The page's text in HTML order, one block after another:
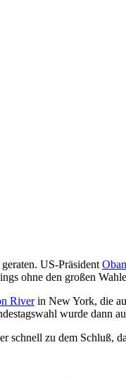
US-Präsident
ohne den großen
Riverin New York, die
wurde dann
schnell zu dem Schluß,